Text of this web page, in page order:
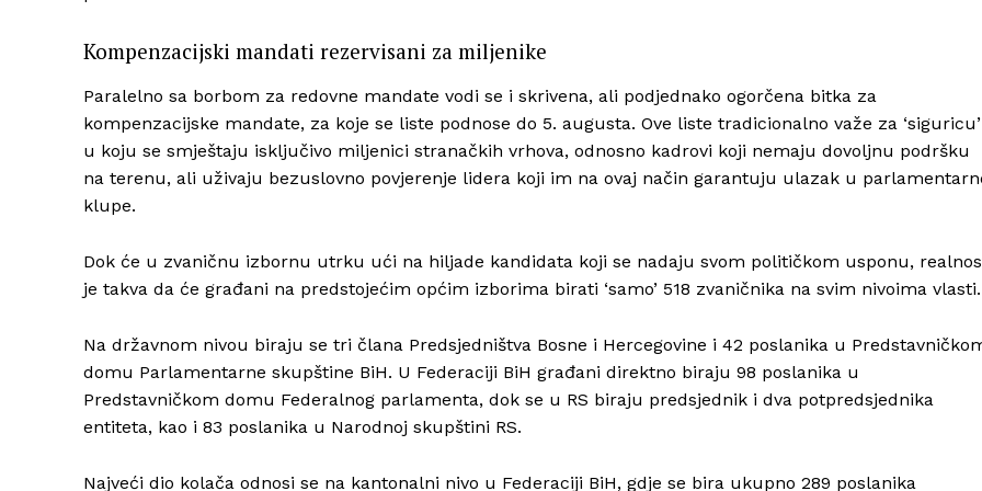
Kompenzacijski mandati rezervisani za miljenike
Paralelno sa borbom za redovne mandate vodi se i skrivena, ali podjednako ogorčena bitka za
kompenzacijske mandate, za koje se liste podnose do 5. augusta. Ove liste tradicionalno važe za ‘siguricu’
u koju se smještaju isključivo miljenici stranačkih vrhova, odnosno kadrovi koji nemaju dovoljnu podršku
na terenu, ali uživaju bezuslovno povjerenje lidera koji im na ovaj način garantuju ulazak u
klupe.
Dok će u zvaničnu izbornu utrku ući na hiljade kandidata koji se nadaju svom političkom usponu,
je takva da će građani na predstojećim općim izborima birati ‘samo’ 518 zvaničnika na svim nivoima vlasti.
Na državnom nivou biraju se tri člana Predsjedništva Bosne i Hercegovine i 42 poslanika u
domu Parlamentarne skupštine BiH. U Federaciji BiH građani direktno biraju 98 poslanika u
Predstavničkom domu Federalnog parlamenta, dok se u RS biraju predsjednik i dva potpredsjednika
entiteta, kao i 83 poslanika u Narodnoj skupštini RS.
Najveći dio kolača odnosi se na kantonalni nivo u Federaciji BiH, gdje se bira ukupno 289 poslanika